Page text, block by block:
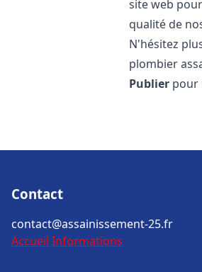
site web
qualité de
N'hésitez
plombier
Publier pour
Contact
contact@assainissement-25.fr
Accueil Informations